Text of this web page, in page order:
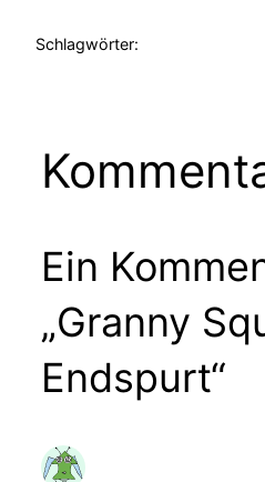
Schlagwörter:
Ein
„Granny
Endspurt“